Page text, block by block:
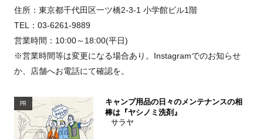
住所：東京都千代田区一ツ橋2-3-1 小学館ビル1階
TEL：03-6261-9889
営業時間：10:00～18:00(平日)
※営業時間等は変更になる場合あり。Instagramでのお知らせ
か、店舗へお電話にて確認を。
PR
キャンプ用品の日々のメンテナンスの相
棒は『ヤシノミ洗剤』
サラヤ